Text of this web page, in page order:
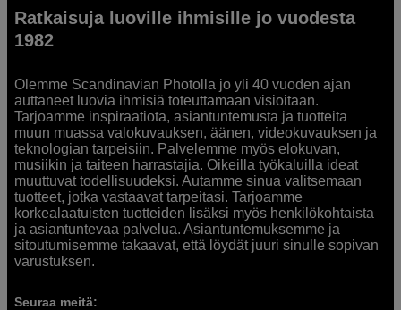
Ratkaisuja luoville ihmisille jo vuodesta
1982
Olemme Scandinavian Photolla jo yli 40 vuoden ajan
auttaneet luovia ihmisiä toteuttamaan visioitaan.
Tarjoamme inspiraatiota, asiantuntemusta ja tuotteita
muun muassa valokuvauksen, äänen, videokuvauksen ja
teknologian tarpeisiin. Palvelemme myös elokuvan,
musiikin ja taiteen harrastajia. Oikeilla työkaluilla ideat
muuttuvat todellisuudeksi. Autamme sinua valitsemaan
tuotteet, jotka vastaavat tarpeitasi. Tarjoamme
korkealaatuisten tuotteiden lisäksi myös henkilökohtaista
ja asiantuntevaa palvelua. Asiantuntemuksemme ja
sitoutumisemme takaavat, että löydät juuri sinulle sopivan
varustuksen.
Seuraa meitä: